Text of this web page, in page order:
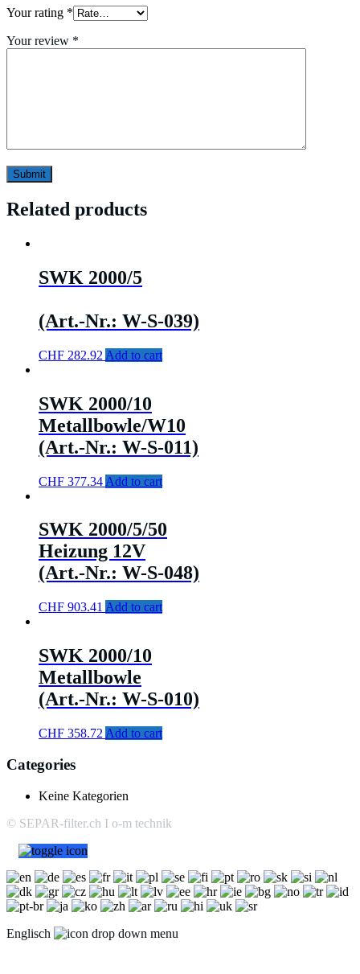
Your rating *
Your review *
Related products
SWK 2000/5
(Art.-Nr.: W-S-039)
CHF 282.92 Add to cart
SWK 2000/10
Metallbowle/W10
(Art.-Nr.: W-S-011)
CHF 377.34 Add to cart
SWK 2000/5/50
Heizung 12V
(Art.-Nr.: W-S-048)
CHF 903.41 Add to cart
SWK 2000/10
Metallbowle
(Art.-Nr.: W-S-010)
CHF 358.72 Add to cart
Categories
Keine Kategorien
© SEPAR-filter.ch I o-m technik
Englisch